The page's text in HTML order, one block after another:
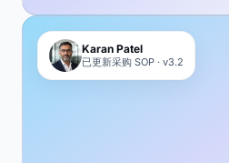
Karan Patel
已更新采购 SOP · v3.2